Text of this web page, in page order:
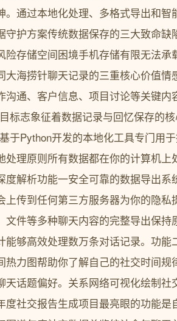
。通过本地化处理、多格式导出和
守护方案传统数据保存的三大致命
险存储空间困境手机存储有限无法
大海捞针聊天记录的三重核心价值
沟通、客户信息、项目讨论等关键
标志象征着数据记录与回忆保存的
于Python开发的本地化工具专门用
处理原则所有数据都在你的计算机
度解析功能一安全可靠的数据导出
上传到任何第三方服务器为你的隐
文件等多种聊天内容的完整导出保
能够高效处理数万条对话记录。功
热力图帮助你了解自己的社交时间
天话题偏好。关系网络可视化绘制
度社交报告生成项目最亮眼的功能